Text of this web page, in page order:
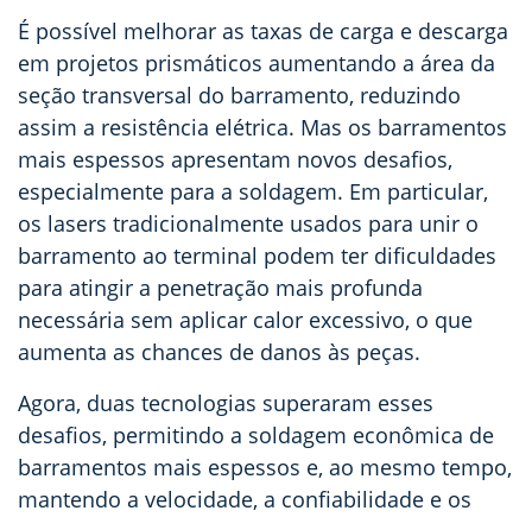
É possível melhorar as taxas de carga e descarga
em projetos prismáticos aumentando a área da
seção transversal do barramento, reduzindo
assim a resistência elétrica. Mas os barramentos
mais espessos apresentam novos desafios,
especialmente para a soldagem. Em particular,
os lasers tradicionalmente usados para unir o
barramento ao terminal podem ter dificuldades
para atingir a penetração mais profunda
necessária sem aplicar calor excessivo, o que
aumenta as chances de danos às peças.
Agora, duas tecnologias superaram esses
desafios, permitindo a soldagem econômica de
barramentos mais espessos e, ao mesmo tempo,
mantendo a velocidade, a confiabilidade e os